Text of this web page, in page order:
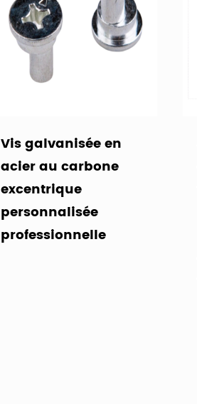
Vis galvanisée en
acier au carbone
excentrique
personnalisée
professionnelle